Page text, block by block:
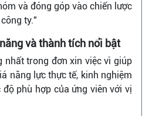
và đóng góp vào chiến lược
ty."
và thành tích nổi bật
nhất trong đơn xin việc vì giúp
năng lực thực tế, kinh nghiệm
độ phù hợp của ứng viên với vị